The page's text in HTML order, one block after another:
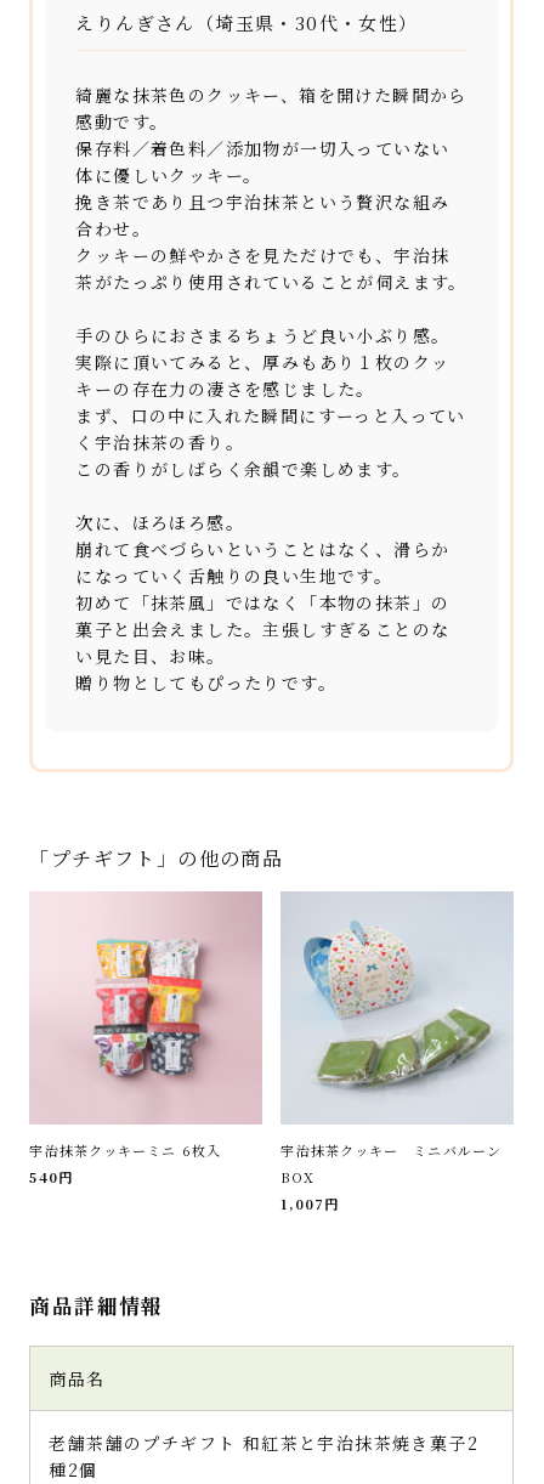
えりんぎさん（埼玉県・30代・女性）
綺麗な抹茶色のクッキー、箱を開けた瞬間から
感動です。
保存料／着色料／添加物が一切入っていない
体に優しいクッキー。
挽き茶であり且つ宇治抹茶という贅沢な組み
合わせ。
クッキーの鮮やかさを見ただけでも、宇治抹
茶がたっぷり使用されていることが伺えます。
手のひらにおさまるちょうど良い小ぶり感。
実際に頂いてみると、厚みもあり１枚のクッ
キーの存在力の凄さを感じました。
まず、口の中に入れた瞬間にすーっと入ってい
く宇治抹茶の香り。
この香りがしばらく余韻で楽しめます。
次に、ほろほろ感。
崩れて食べづらいということはなく、滑らか
になっていく舌触りの良い生地です。
初めて「抹茶風」ではなく「本物の抹茶」の
菓子と出会えました。主張しすぎることのな
い見た目、お味。
贈り物としてもぴったりです。
「プチギフト」の他の商品
宇治抹茶クッキーミニ 6枚入
540円
宇治抹茶クッキー ミニバルーン
BOX
1,007円
商品詳細情報
商品名
老舗茶舗のプチギフト 和紅茶と宇治抹茶焼き菓子2
種2個